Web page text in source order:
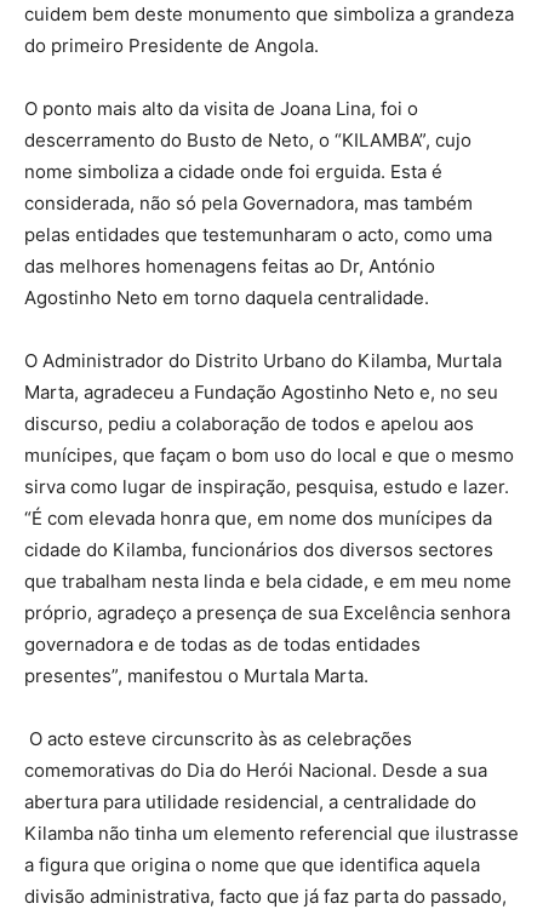
cuidem bem deste monumento que simboliza a grandeza
do primeiro Presidente de Angola.
O ponto mais alto da visita de Joana Lina, foi o
descerramento do Busto de Neto, o “KILAMBA”, cujo
nome simboliza a cidade onde foi erguida. Esta é
considerada, não só pela Governadora, mas também
pelas entidades que testemunharam o acto, como uma
das melhores homenagens feitas ao Dr, António
Agostinho Neto em torno daquela centralidade.
O Administrador do Distrito Urbano do Kilamba, Murtala
Marta, agradeceu a Fundação Agostinho Neto e, no seu
discurso, pediu a colaboração de todos e apelou aos
munícipes, que façam o bom uso do local e que o mesmo
sirva como lugar de inspiração, pesquisa, estudo e lazer.
“É com elevada honra que, em nome dos munícipes da
cidade do Kilamba, funcionários dos diversos sectores
que trabalham nesta linda e bela cidade, e em meu nome
próprio, agradeço a presença de sua Excelência senhora
governadora e de todas as de todas entidades
presentes”, manifestou o Murtala Marta.
O acto esteve circunscrito às as celebrações
comemorativas do Dia do Herói Nacional. Desde a sua
abertura para utilidade residencial, a centralidade do
Kilamba não tinha um elemento referencial que ilustrasse
a figura que origina o nome que que identifica aquela
divisão administrativa, facto que já faz parta do passado,